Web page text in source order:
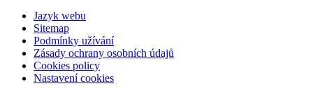
Jazyk webu
Sitemap
Podmínky užívání
Zásady ochrany osobních údajů
Cookies policy
Nastavení cookies